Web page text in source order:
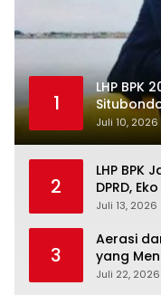
1
LHP BPK
Belum
Juli 10, 2026
2
LHP BPK
DPRD,
dan Ajak
Juli 13, 2026
3
Aerasi
yang
Juli 22, 2026